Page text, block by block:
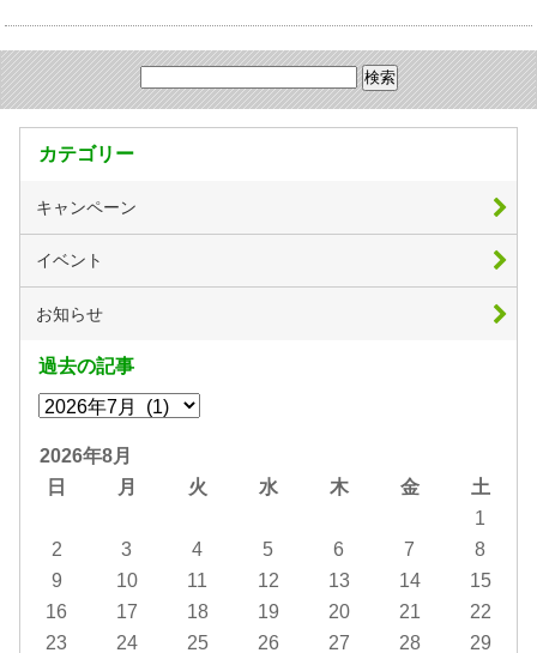
カテゴリー
キャンペーン
イベント
お知らせ
過去の記事
2026年8月
日
月 火 水 木 金
土
1
2
3 4 5 6 7
8
9
10 11 12 13 14
15
16
17 18 19 20 21
22
23
24 25 26 27 28 29